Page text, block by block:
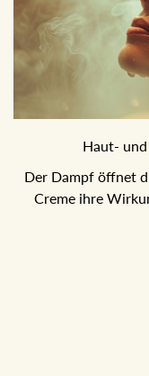
Haut-
Der Dampf öffnet
Creme ihre